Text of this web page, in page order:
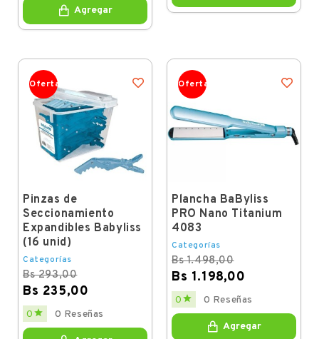
Agregar
Oferta
Pinzas de
Seccionamiento
Expandibles Babyliss
(16 unid)
Categorías
Bs 293,00
Bs 235,00
Regular
price
Price
0  0 Reseñas
Oferta
Plancha BaByliss
PRO Nano Titanium
4083
Categorías
Bs 1.498,00
Bs 1.198,00
Regular
price
Price
0  0 Reseñas
Agregar